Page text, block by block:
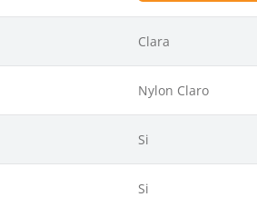
Clara
Nylon Claro
Si
Si